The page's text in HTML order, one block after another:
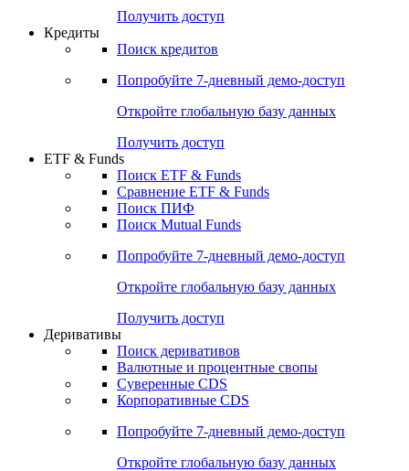
Получить доступ
Кредиты
Поиск кредитов
Попробуйте 7-дневный демо-доступ
Откройте глобальную базу данных
Получить доступ
ETF & Funds
Поиск ETF & Funds
Сравнение ETF & Funds
Поиск ПИФ
Поиск Mutual Funds
Попробуйте 7-дневный демо-доступ
Откройте глобальную базу данных
Получить доступ
Деривативы
Поиск деривативов
Валютные и процентные свопы
Суверенные CDS
Корпоративные CDS
Попробуйте 7-дневный демо-доступ
Откройте глобальную базу данных